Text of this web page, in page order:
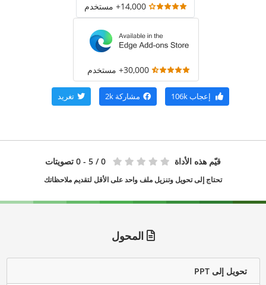
14,000+ مستخدم
30,000+ مستخدم
إعجاب106k مشاركة 2k تغريد
قيّم هذه الأداة 0 / 5 - 0 تصويتات
تحتاج إلى تحويل وتنزيل ملف واحد على الأقل لتقديم ملاحظاتك
المحول
تحويل إلى PPT